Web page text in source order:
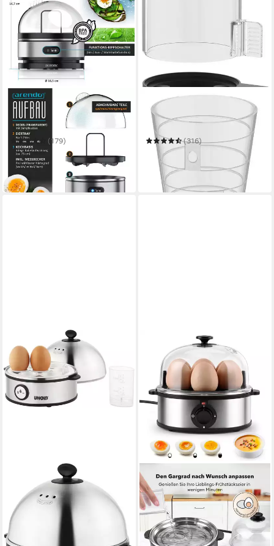
ARENDO
Eierkocher 7-fach, Edelstahl,
mit Warmhaltefunktion, frei
wählbarer Härtegrad
(179)
16,89 € UVP 69,99 €
-76%
in 2-3 Werktagen bei dir
WMF
Eierkocher KÜCHENminis®
My Egg
(316)
25,77 € UVP
-26%
in 1-2 Werktagen bei dir